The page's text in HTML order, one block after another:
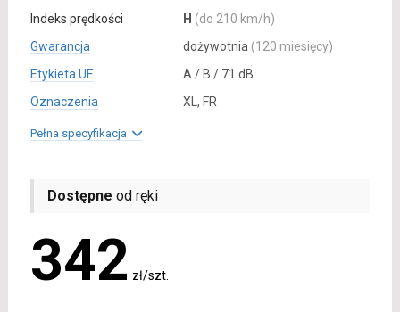
Indeks prędkości
H (do 210 km/h)
Gwarancja
dożywotnia (120 miesięcy)
Etykieta UE
A / B / 71 dB
Oznaczenia
XL, FR
Pełna specyfikacja
Dostępne od ręki
342 zł/szt.